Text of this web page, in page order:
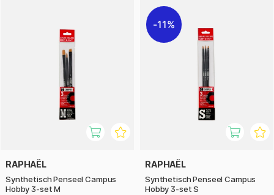
RAPHAËL
Synthetisch Penseel Campus
Hobby 3-set M
11%
RAPHAËL
Synthetisch Penseel Campus
Hobby 3-set S